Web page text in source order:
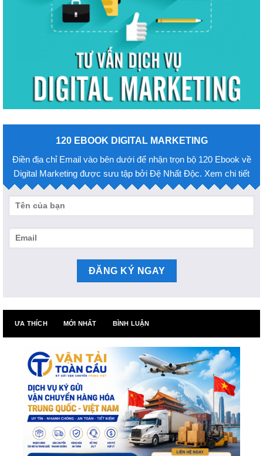
120 EBOOK DIGITAL MARKETING
Điền địa chỉ Email vào bên dưới để nhận trọn bộ 120 Ebook về
Digital Marketing được sưu tập bởi Đệ Nhất Độc. Xem chi tiết
ƯA THÍCH MỚI NHẤT BÌNH LUẬN